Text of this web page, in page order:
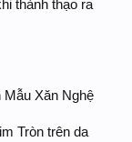
thành thạo ra
Mẫu Xăn Nghệ
Tròn trên da